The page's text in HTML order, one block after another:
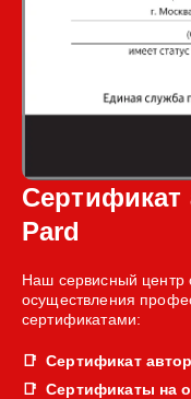
Pard
Наш сервисный центр
осуществления
сертификатами:
Сертификат
Сертификаты на